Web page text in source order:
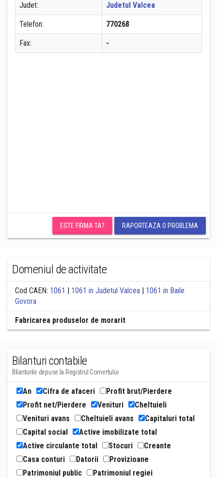
Judet: Judetul Valcea
Telefon: 770268
Fax: -
ESTE FIRMA TA? RAPORTEAZA O PROBLEMA
Domeniul de activitate
Cod CAEN: 1061 | 1061 in Judetul Valcea | 1061 in Baile
Govora
Fabricarea produselor de morarit
Bilanturi contabile
Bilanturile depuse la Registrul Comertului
An Cifra de afaceri
Profit brut/Pierdere
Profit net/Pierdere
Venituri
Cheltuieli
Venituri avans
Cheltuieli avans
Capitaluri total
Capital social
Active imobilizate total
Active circulante total
Stocuri
Creante
Casa conturi
Datorii
Provizioane
Patrimoniul public
Patrimoniul regiei